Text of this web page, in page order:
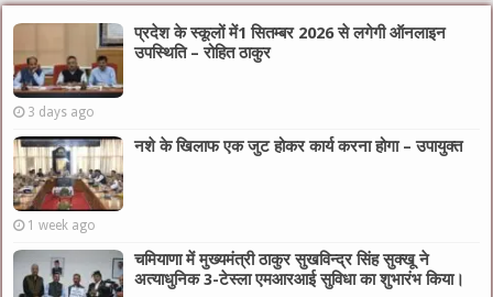
प्रदेश के स्कूलों में1 सितम्बर 2026 से लगेगी ऑनलाइन
उपस्थिति – रोहित ठाकुर
3 days ago
नशे के खिलाफ एक जुट होकर कार्य करना होगा – उपायुक्त
1 week ago
चमियाणा में मुख्यमंत्री ठाकुर सुखविन्द्र सिंह सुक्खू ने
अत्याधुनिक 3-टेस्ला एमआरआई सुविधा का शुभारंभ किया।